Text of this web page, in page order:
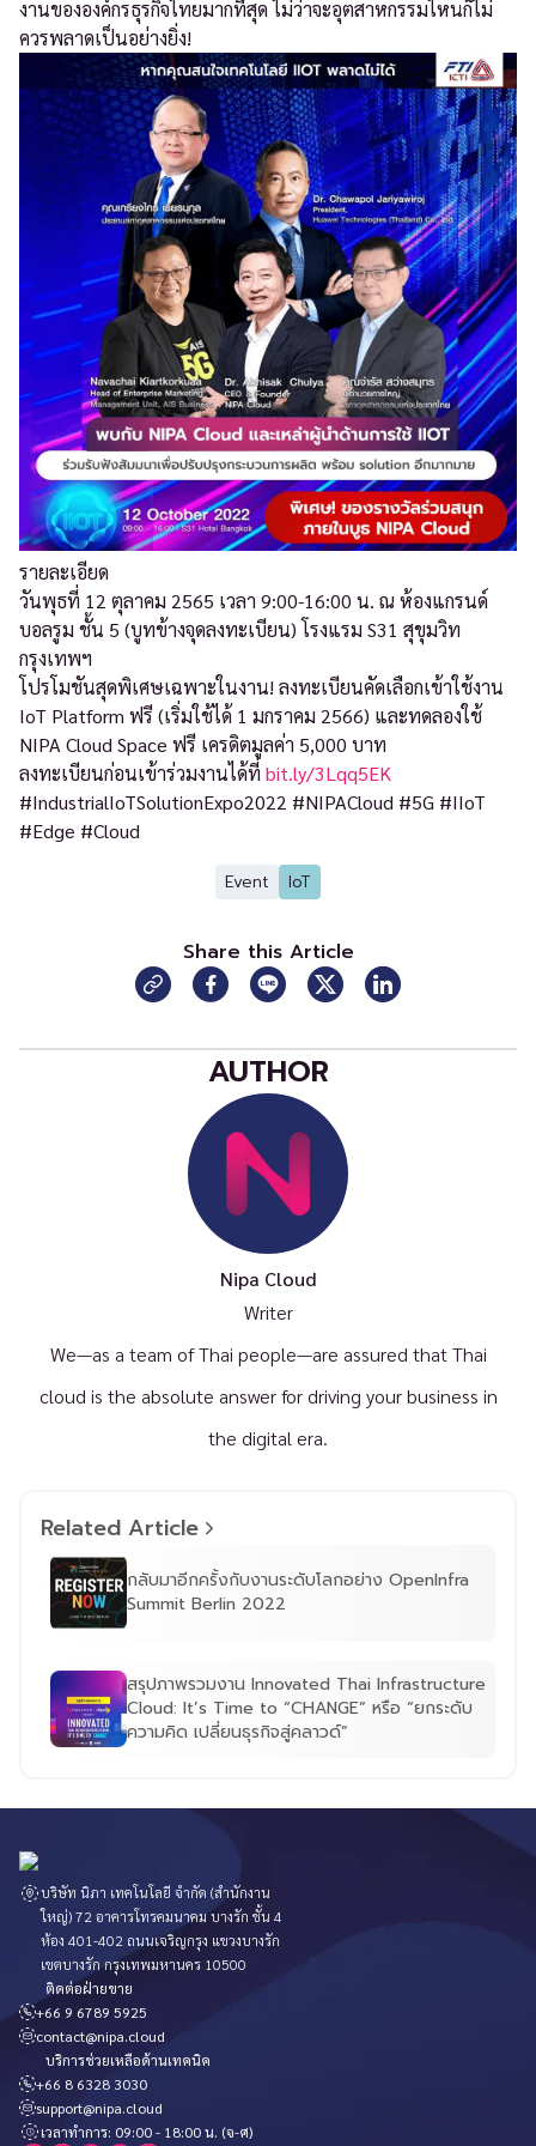
งานขององค์กรธุรกิจไทยมากที่สุด ไม่ว่าจะอุตสาหกรรมไหนก็ไม่
ควรพลาดเป็นอย่างยิ่ง!
รายละเอียด
วันพุธที่ 12 ตุลาคม 2565 เวลา 9:00-16:00 น. ณ ห้องแกรนด์
บอลรูม ชั้น 5 (บูทข้างจุดลงทะเบียน) โรงแรม S31 สุขุมวิท
กรุงเทพฯ
โปรโมชันสุดพิเศษเฉพาะในงาน! ลงทะเบียนคัดเลือกเข้าใช้งาน
IoT Platform ฟรี (เริ่มใช้ได้ 1 มกราคม 2566) และทดลองใช้
NIPA Cloud Space ฟรี เครดิตมูลค่า 5,000 บาท
ลงทะเบียนก่อนเข้าร่วมงานได้ที่ bit.ly/3Lqq5EK
#IndustrialIoTSolutionExpo2022 #NIPACloud #5G #IIoT
#Edge #Cloud
Event IoT
Share this Article
AUTHOR
Nipa Cloud
Writer
We—as a team of Thai people—are assured that Thai
cloud is the absolute answer for driving your business in
the digital era.
Related Article
กลับมาอีกครั้งกับงานระดับโลกอย่าง OpenInfra
Summit Berlin 2022
สรุปภาพรวมงาน Innovated Thai Infrastructure
Cloud: It’s Time to “CHANGE” หรือ “ยกระดับ
ความคิด เปลี่ยนธุรกิจสู่คลาวด์”
บริษัท นิภา เทคโนโลยี จำกัด (สำนักงาน
ใหญ่) 72 อาคารโทรคมนาคม บางรัก ชั้น 4
ห้อง 401-402 ถนนเจริญกรุง แขวงบางรัก
เขตบางรัก กรุงเทพมหานคร 10500
ติดต่อฝ่ายขาย
+66 9 6789 5925
contact@nipa.cloud
บริการช่วยเหลือด้านเทคนิค
+66 8 6328 3030
support@nipa.cloud
เวลาทำการ: 09:00 - 18:00 น. (จ-ศ)